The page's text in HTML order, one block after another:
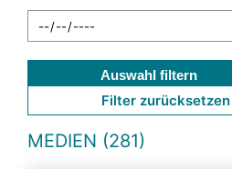
Auswahl filtern
Filter zurücksetzen
MEDIEN (281)